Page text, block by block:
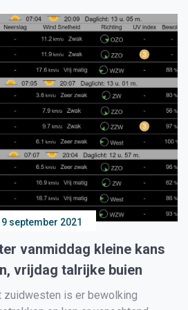
9 september 2021
vanmiddag kleine kans
vrijdag talrijke buien
zuidwesten is er bewolking